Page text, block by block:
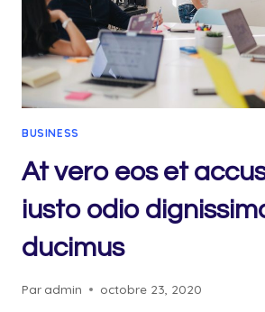
BUSINESS
At vero eos et
iusto odio
ducimus
Par admin octobre 23, 2020